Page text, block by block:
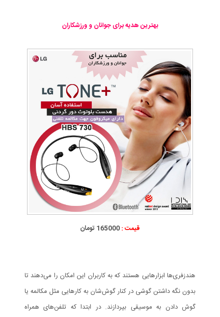
بهترین هدیه برای جوانان و ورزشکاران
قیمت :165000 تومان
هندزفری‌ها ابزارهایی هستند که به کاربران این امکان را می‌دهند تا
بدون نگه داشتن گوشی در کنار گوش‌شان به کارهایی مثل مکالمه یا
گوش دادن به موسیقی بپردازند. در ابتدا که تلفن‌های همراه